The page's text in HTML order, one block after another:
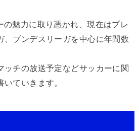
の魅力に取り憑かれ、現在はプレ
、ブンデスリーガを中心に年間数
ッチの放送予定などサッカーに関
ていきます。